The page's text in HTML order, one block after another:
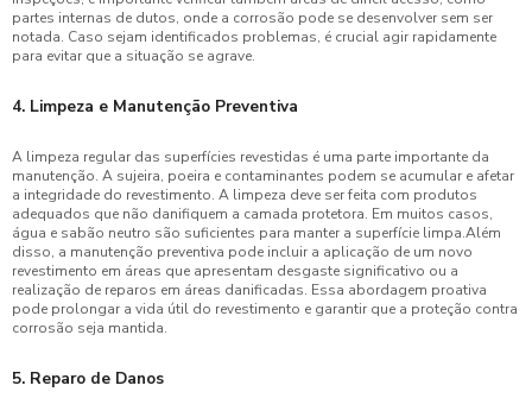
partes internas de dutos, onde a corrosão pode se desenvolver sem ser
notada. Caso sejam identificados problemas, é crucial agir rapidamente
para evitar que a situação se agrave.
4. Limpeza e Manutenção Preventiva
A limpeza regular das superfícies revestidas é uma parte importante da
manutenção. A sujeira, poeira e contaminantes podem se acumular e afetar
a integridade do revestimento. A limpeza deve ser feita com produtos
adequados que não danifiquem a camada protetora. Em muitos casos,
água e sabão neutro são suficientes para manter a superfície limpa.Além
disso, a manutenção preventiva pode incluir a aplicação de um novo
revestimento em áreas que apresentam desgaste significativo ou a
realização de reparos em áreas danificadas. Essa abordagem proativa
pode prolongar a vida útil do revestimento e garantir que a proteção contra
corrosão seja mantida.
5. Reparo de Danos